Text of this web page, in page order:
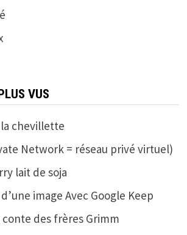
VUS
chevillette
Network = réseau privé virtuel)
lait de soja
image Avec Google Keep
des frères Grimm